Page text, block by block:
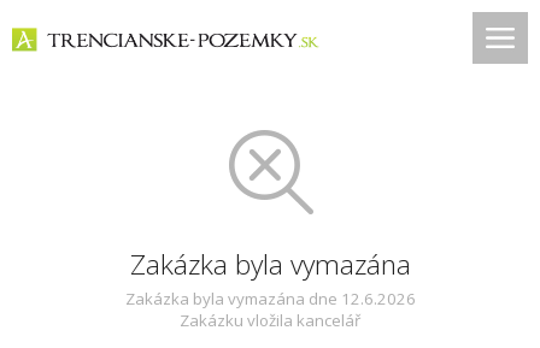
Zakázka byla vymazána
Zakázka byla vymazána dne 12.6.2026
Zakázku vložila kancelář